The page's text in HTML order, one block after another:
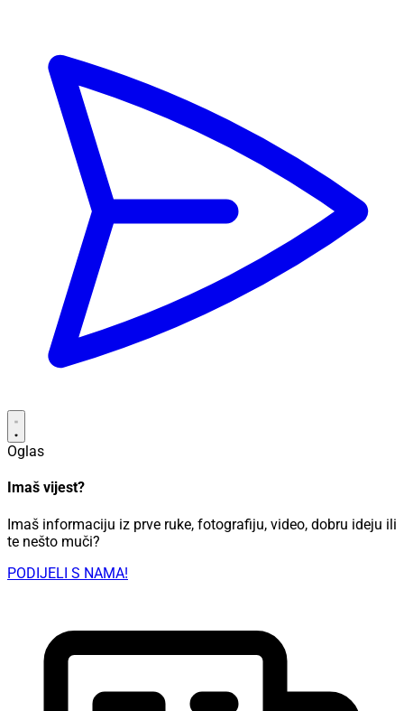
Oglas
Imaš vijest?
Imaš informaciju iz prve ruke, fotografiju, video, dobru ideju ili
te nešto muči?
PODIJELI S NAMA!